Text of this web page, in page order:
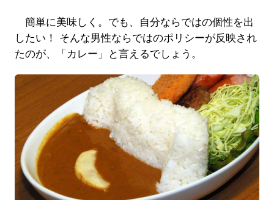
簡単に美味しく。でも、自分ならではの個性を出
したい！ そんな男性ならではのポリシーが反映され
たのが、「カレー」と言えるでしょう。